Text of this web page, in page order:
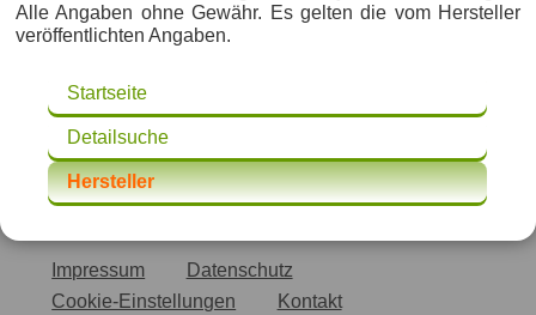
Alle Angaben ohne Gewähr. Es gelten die vom Hersteller
veröffentlichten Angaben.
Startseite
Detailsuche
Hersteller
Impressum
Datenschutz
Cookie-Einstellungen
Kontakt